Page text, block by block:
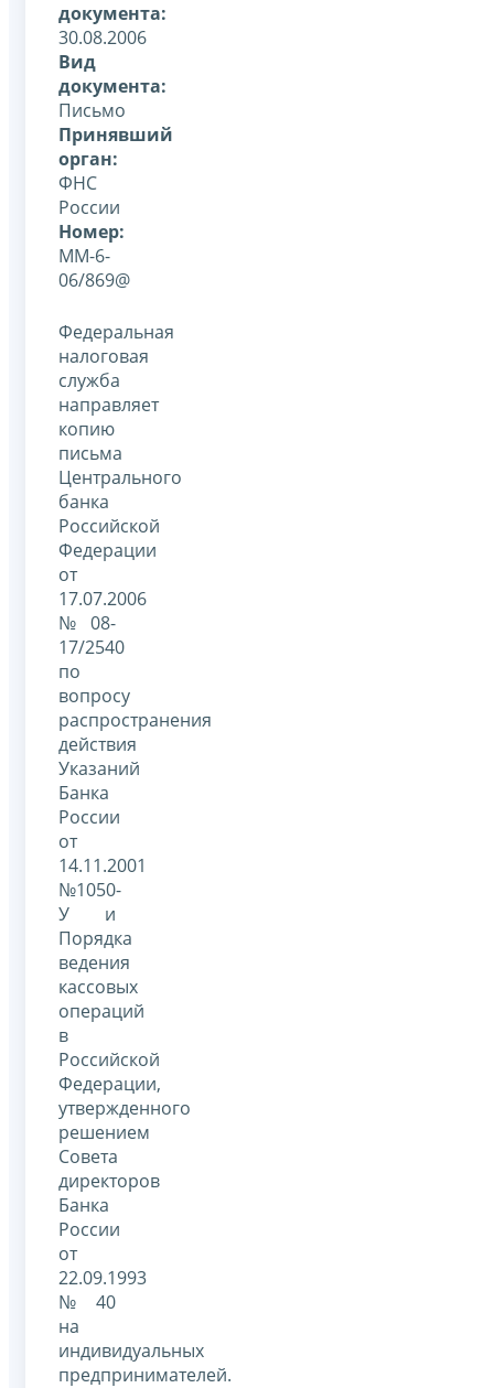
документа:
30.08.2006
Вид
документа:
Письмо
Принявший
орган:
ФНС
России
Номер:
ММ-6-
06/869@
Федеральная
налоговая
служба
направляет
копию
письма
Центрального
банка
Российской
Федерации
от
17.07.2006
№08-
17/2540
по
вопросу
распространения
действия
Указаний
Банка
России
от
14.11.2001
№1050-
У и
Порядка
ведения
кассовых
операций
в
Российской
Федерации,
утвержденного
решением
Совета
директоров
Банка
России
от
22.09.1993
№40
на
индивидуальных
предпринимателей.